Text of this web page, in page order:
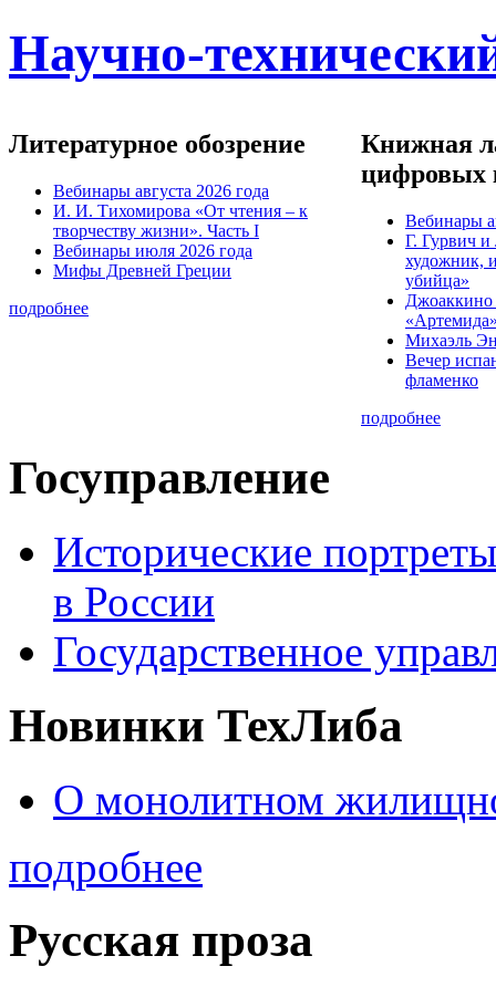
Научно-
Литературное обозрение
Вебинары августа 2026 года
И. И. Тихомирова «От чтения – к
творчеству жизни». Часть I
Вебинары июля 2026 года
Мифы Древней Греции
подробнее
Книжная
цифровых
Вебинары
Г. Гурвич
художник,
убийца»
Михаэль
Вечер
фламенко
подробнее
Госуправление
Исторические
в России
Государственное
Новинки ТехЛиба
О монолитном
подробнее
Русская проза